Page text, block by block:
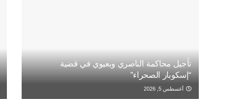
تأجيل محاكمة الناصري وبعيوي في قضية
“إسكوبار الصحراء”
أغسطس 5, 2026